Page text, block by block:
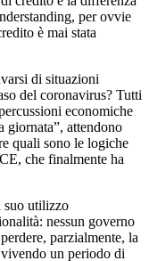
per ovvie
è mai stata
di situazioni
del coronavirus? Tutti
economiche
giornata”, attendono
quali sono le logiche
che finalmente ha
suo utilizzo
nessun governo
parzialmente, la
un periodo di